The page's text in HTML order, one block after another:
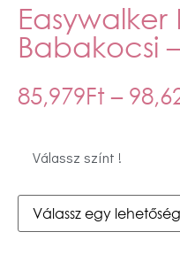
Easywalker
Babakocsi
85,979Ft –
Válassz színt !